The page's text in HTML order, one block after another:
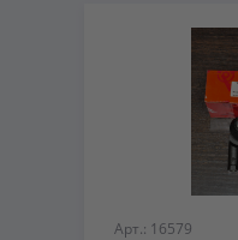
Арт.: 16579